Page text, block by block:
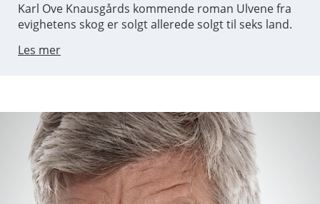
Karl Ove Knausgårds kommende roman Ulvene fra
evighetens skog er solgt allerede solgt til seks land.
Les mer